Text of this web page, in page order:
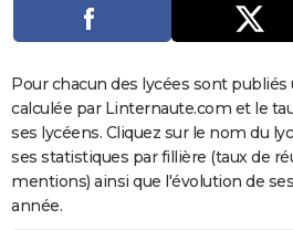
Dictionnaire
Biographies
Expressions
Proverbes
PROGRAMME TV
COPAINS D'AVANT
S'inscrire
Se connecter
Lycées
Collèges
Primaires
Universités
Entreprises
Service militaire
Avis de recherche
AVIS DE DÉCÈS
FORUM
Bricolage
Lifestyle
Culture
Sport
Auto
Television
Voyage
Cinema
Pour chacun des lycées sont
calculée par Linternaute.com et le
ses lycéens. Cliquez sur le nom du
ses statistiques par fillière (taux de
mentions) ainsi que l'évolution de
année.